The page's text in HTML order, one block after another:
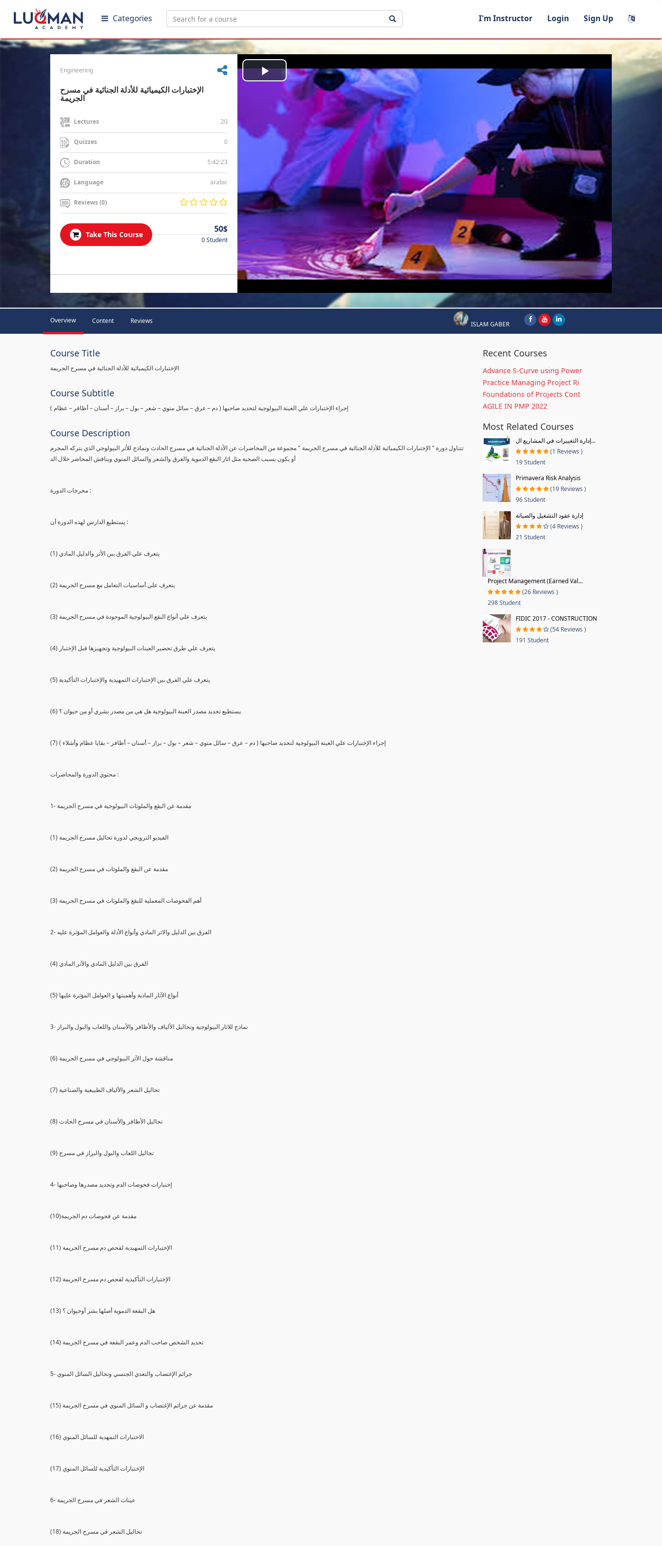
Categories I'm Instructor Login Sign Up
Engineering
الإختبارات الكيميائية للأدلة الجنائية في مسرح
الجريمة
Lectures 20
Quizzes 0
Duration 5:42:23
Language arabic
Reviews (0)
Take This Course
50$
0 Student
.
Play
Video
Overview Content Reviews ISLAM GABER
Course Title
الإختبارات الكيميائية للأدلة الجنائية في مسرح الجريمة
Course Subtitle
( إجراء الإختبارات علي العينة البيولوجية لتحديد صاحبها ( دم – عرق – سائل منوي – شعر – بول – براز – أسنان – أظافر – عظام
Course Description
تتناول دورة " الإختبارات الكيميائية للأدلة الجنائية في مسرح الجريمة " مجموعة من المحاضرات عن الأدلة الجنائية في مسرح الحادث ونماذج للأثر البيولوجي الذي يتركه المجرم
أو يكون بسبب الضحية مثل اثار البقع الدموية والعرق والشعر والسائل المنوي ويناقش المحاضر خلال الد
مخرجات الدورة :
يستطيع الدارس لهذه الدورة أن :
(1) يتعرف علي الفرق بين الأثر والدليل المادي
(2) يتعرف علي أساسيات التعامل مع مسرح الجريمة
(3) يتعرف علي أنواع البقع البيولوجية الموجودة في مسرح الجريمة
(4) يتعرف علي طرق تحضير العينات البيولوجية وتجهيزها قبل الإختبار
(5) يتعرف علي الفرق بين الإختبارات التمهيدية والإختبارات التأكيدية
(6) يستطيع تحديد مصدر العينة البيولوجية هل هي من مصدر بشري أو من حيوان ؟
(7) إجراء الإختبارات علي العينة البيولوجية لتحديد صاحبها ( دم – عرق – سائل منوي – شعر – بول – براز – أسنان – أظافر – بقايا عظام وأشلاء )
محتوي الدورة والمحاضرات :
1- مقدمة عن البقع والملوثات البيولوجية في مسرح الجريمة
(1) الفيديو الترويجي لدورة تحاليل مسرح الجريمة
(2) مقدمة عن البقع والملوثات في مسرح الجريمة
(3) أهم الفحوصات المعملية للبقع والملوثات في مسرح الجريمة
2- الفرق بين الدليل والاثر المادي وأنواع الأدلة والعوامل المؤثرة عليه
(4) الفرق بين الدليل المادي والآثر المادي
(5) أنواع الآثار المادية وأهميتها و العوامل المؤثرة عليها
3- نماذج للاثار البيولوجية وتحاليل الألياف والأظافر والأسنان واللعاب والبول والبراز
(6) مناقشة حول الآثر البيولوجي في مسرح الجريمة
(7) تحاليل الشعر والألياف الطبيعية والصناعية
(8) تحاليل الأظافر والأسنان في مسرح الحادث
(9) تحاليل اللعاب والبول والبراز في مسرح
4- إختبارات فحوصات الدم وتحديد مصدرها وصاحبها
(10)مقدمة عن فحوصات دم الجريمة
(11) الإختبارات التمهيدية لفحص دم مسرح الجريمة
(12) الإختبارات التأكيدية لفحص دم مسرح الجريمة
(13) هل البقعة الدموية أصلها بشر أوحيوان ؟
(14) تحديد الشخص صاحب الدم وعمر البقعة في مسرح الجريمة
5- جرائم الإغتصاب والتعدي الجنسي وتحاليل السائل المنوي
(15) مقدمة عن جرائم الإغتصاب و السائل المنوي في مسرح الجريمة
(16) الاختبارات التمهدية للسائل المنوي
(17) الإختبارات التأكيدية للسائل المنوي
6- عينات الشعر في مسرح الجريمة
(18) تحاليل الشعر في مسرح الجريمة
Recent Courses
Advance S-Curve using Power
Practice Managing Project Ri
Foundations of Projects Cont
AGILE IN PMP 2022
Most Related Courses
إدارة التغييرات في المشاريع ال...
(1 Reviews )
19 Student
Primavera Risk Analysis
(19 Reviews )
96 Student
إدارة عقود التشغيل والصيانة
(4 Reviews )
21 Student
Project Management (Earned Val...
(26 Reviews )
298 Student
FIDIC 2017 - CONSTRUCTION
(54 Reviews )
191 Student